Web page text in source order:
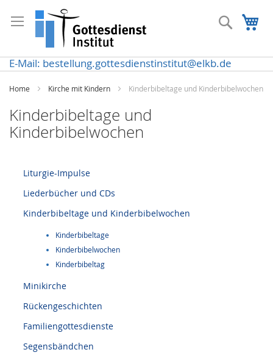
zum
Inhalt
Suche
E-Mail: bestellung.gottesdienstinstitut@elkb.de
Home Kirche mit Kindern Kinderbibeltage und Kinderbibelwochen
Kinderbibeltage und
Kinderbibelwochen
Liturgie-Impulse
Liederbücher und CDs
Kinderbibeltage und Kinderbibelwochen
Kinderbibeltage
Kinderbibelwochen
Kinderbibeltag
Minikirche
Rückengeschichten
Familiengottesdienste
Segensbändchen